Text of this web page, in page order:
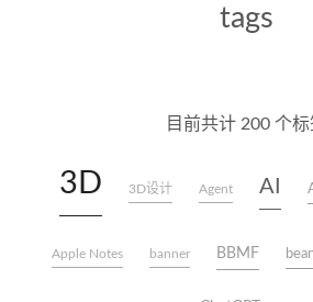
tags
目前共计 200 个标
3D 3D设计 Agent AI
Apple Notes banner BBMF